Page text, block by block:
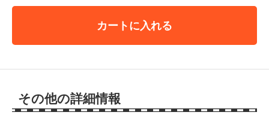
カートに入れる
その他の詳細情報